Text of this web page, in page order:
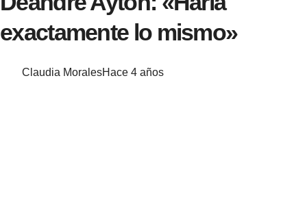
exactamente lo mismo»
Claudia MoralesHace 4 años